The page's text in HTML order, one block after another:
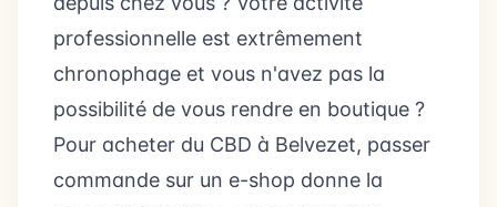
professionnelle est extrêmement
chronophage et vous n'avez pas la
possibilité de vous rendre en boutique ?
Pour acheter du CBD à Belvezet, passer
commande sur un e-shop donne la